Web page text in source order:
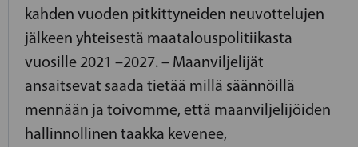
kahden vuoden pitkittyneiden neuvottelujen
jälkeen yhteisestä maatalouspolitiikasta
vuosille 2021 –2027. – Maanviljelijät
ansaitsevat saada tietää millä säännöillä
mennään ja toivomme, että maanviljelijöiden
hallinnollinen taakka kevenee,